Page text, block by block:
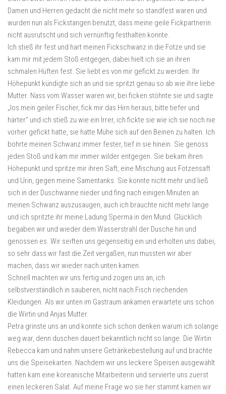
Damen und Herren gedacht die nicht mehr so standfest waren und
wurden nun als Fickstangen benutzt, dass meine geile Fickpartnerin
nicht ausrutscht und sich vernünftig festhalten konnte.
Ich stieß ihr fest und hart meinen Fickschwanz in die Fotze und sie
kam mir mit jedem Stoß entgegen, dabei hielt ich sie an ihren
schmalen Hüften fest. Sie liebt es von mir gefickt zu werden. Ihr
Höhepunkt kündigte sich an und sie spritzt genau so ab wie ihre liebe
Mutter. Nass vom Wasser waren wir, bei ficken stöhnte sie und sagte
„los mein geiler Fischer, fick mir das Hirn heraus, bitte tiefer und
härter“ und ich stieß zu wie ein Irrer, ich fickte sie wie ich sie noch nie
vorher gefickt hatte, sie hatte Mühe sich auf den Beinen zu halten. Ich
bohrte meinen Schwanz immer fester, tief in sie hinein. Sie genoss
jeden Stoß und kam mir immer wilder entgegen. Sie bekam ihren
Höhepunkt und spritze mir ihren Saft, eine Mischung aus Fotzensaft
und Urin, gegen meine Samentanks. Sie konnte nicht mehr und ließ
sich in der Duschwanne nieder und fing nach einigen Minuten an
meinen Schwanz auszusaugen, auch ich brauchte nicht mehr lange
und ich spritzte ihr meine Ladung Sperma in den Mund. Glücklich
begaben wir und wieder dem Wasserstrahl der Dusche hin und
genossen es. Wir seiften uns gegenseitig ein und erholten uns dabei,
so sehr dass wir fast die Zeit vergaßen, nun mussten wir aber
machen, dass wir wieder nach unten kamen.
Schnell machten wir uns fertig und zogen uns an, ich
selbstverständlich in sauberen, nicht nach Fisch riechenden
Kleidungen. Als wir unten im Gastraum ankamen erwartete uns schon
die Wirtin und Anjas Mutter.
Petra grinste uns an und konnte sich schon denken warum ich solange
weg war, denn duschen dauert bekanntlich nicht so lange. Die Wirtin
Rebecca kam und nahm unsere Getränkebestellung auf und brachte
uns die Speisekarten. Nachdem wir uns leckere Speisen ausgewählt
hatten kam eine koreanische Mitarbeiterin und servierte uns zuerst
einen leckeren Salat. Auf meine Frage wo sie her stammt kamen wir